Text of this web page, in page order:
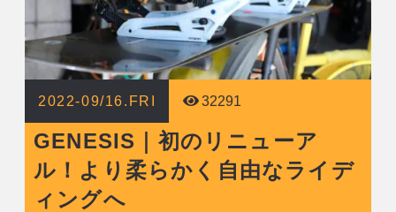
2022-09/16.FRI 32291
GENESIS｜初のリニューア
ル！より柔らかく自由なライデ
ィングへ